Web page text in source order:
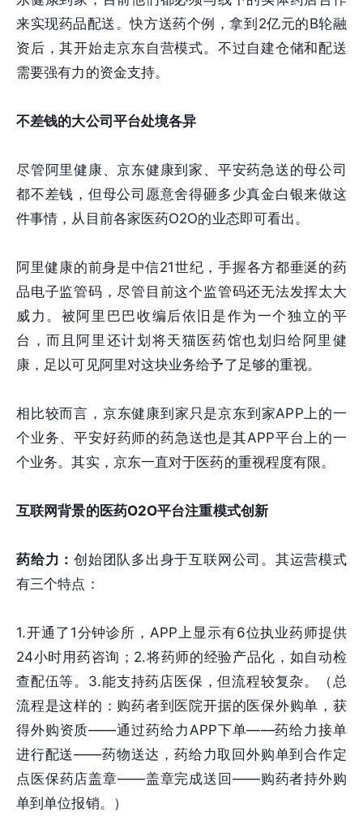
来实现药品配送。快方送药个例，拿到2亿元的B轮融
资后，其开始走京东自营模式。不过自建仓储和配送
需要强有力的资金支持。
不差钱的大公司平台处境各异
尽管阿里健康、京东健康到家、平安药急送的母公司
都不差钱，但母公司愿意舍得砸多少真金白银来做这
件事情，从目前各家医药O2O的业态即可看出。
阿里健康的前身是中信21世纪，手握各方都垂涎的药
品电子监管码，尽管目前这个监管码还无法发挥太大
威力。被阿里巴巴收编后依旧是作为一个独立的平
台，而且阿里还计划将天猫医药馆也划归给阿里健
康，足以可见阿里对这块业务给予了足够的重视。
相比较而言，京东健康到家只是京东到家APP上的一
个业务、平安好药师的药急送也是其APP平台上的一
个业务。其实，京东一直对于医药的重视程度有限。
互联网背景的医药O2O平台注重模式创新
药给力：创始团队多出身于互联网公司。其运营模式
有三个特点：
1.开通了1分钟诊所，APP上显示有6位执业药师提供
24小时用药咨询；2.将药师的经验产品化，如自动检
查配伍等。3.能支持药店医保，但流程较复杂。（总
流程是这样的：购药者到医院开据的医保外购单，获
得外购资质——通过药给力APP下单——药给力接单
进行配送——药物送达，药给力取回外购单到合作定
点医保药店盖章——盖章完成送回——购药者持外购
单到单位报销。）